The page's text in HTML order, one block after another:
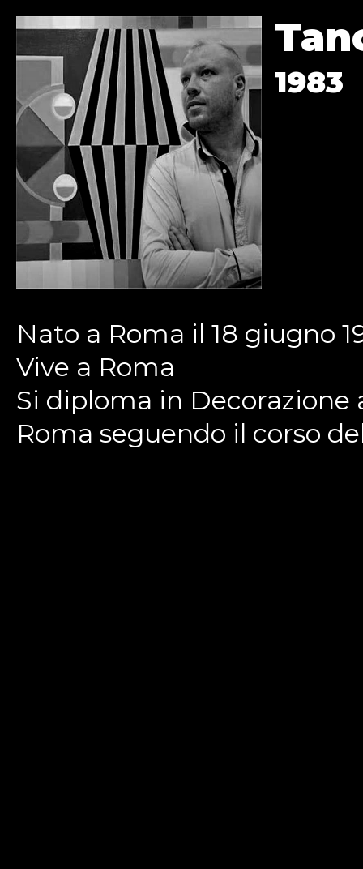
1983
Nato a Roma il 18 giugno
Vive a Roma
Si diploma in Decorazione
Roma seguendo il corso